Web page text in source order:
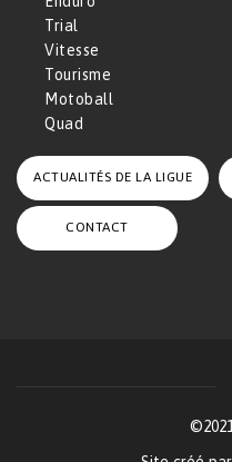
Trial
Vitesse
Tourisme
Motoball
Quad
ACTUALITÉS DE LA LIGUE
CONTACT